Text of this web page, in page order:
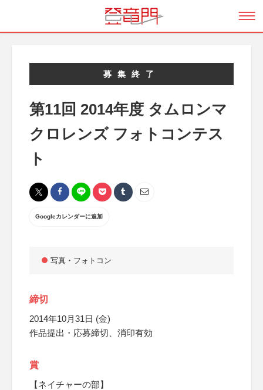
募集終了
第11回 2014年度 タムロンマ
クロレンズ フォトコンテス
ト
Googleカレンダーに追加
写真・フォトコン
締切
2014年10月31日 (金)
作品提出・応募締切、消印有効
賞
【ネイチャーの部】